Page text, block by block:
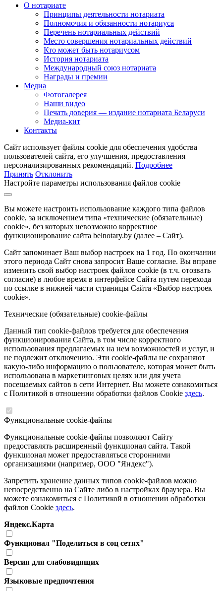
О нотариате
Принципы деятельности нотариата
Полномочия и обязанности нотариуса
Перечень нотариальных действий
Место совершения нотариальных действий
Кто может быть нотариусом
История нотариата
Международный союз нотариата
Награды и премии
Медиа
Фотогалерея
Наши видео
Печать доверия — издание нотариата Беларуси
Медиа-кит
Контакты
Сайт использует файлы cookie для обеспечения удобства
пользователей сайта, его улучшения, предоставления
персонализированных рекомендаций. Подробнее
Принять Отклонить
Настройте параметры использования файлов cookie
Вы можете настроить использование каждого типа файлов
cookie, за исключением типа «технические (обязательные)
cookie», без которых невозможно корректное
функционирование сайта belnotary.by (далее – Сайт).
Сайт запоминает Ваш выбор настроек на 1 год. По окончании
этого периода Сайт снова запросит Ваше согласие. Вы вправе
изменить свой выбор настроек файлов cookie (в т.ч. отозвать
согласие) в любое время в интерфейсе Сайта путем перехода
по ссылке в нижней части страницы Сайта «Выбор настроек
cookie».
Технические (обязательные) cookie-файлы
Данный тип cookie-файлов требуется для обеспечения
функционирования Сайта, в том числе корректного
использования предлагаемых на нем возможностей и услуг, и
не подлежит отключению. Эти cookie-файлы не сохраняют
какую-либо информацию о пользователе, которая может быть
использована в маркетинговых целях или для учета
посещаемых сайтов в сети Интернет. Вы можете ознакомиться
с Политикой в отношении обработки файлов Cookie здесь.
Функциональные cookie-файлы
Функциональные cookie-файлы позволяют Сайту
предоставлять расширенный функционал сайта. Такой
функционал может предоставляться сторонними
организациями (например, ООО "Яндекс").
Запретить хранение данных типов cookie-файлов можно
непосредственно на Сайте либо в настройках браузера. Вы
можете ознакомиться с Политикой в отношении обработки
файлов Cookie здесь.
Яндекс.Карта
Функционал "Поделиться в соц сетях"
Версия для слабовидящих
Языковые предпочтения